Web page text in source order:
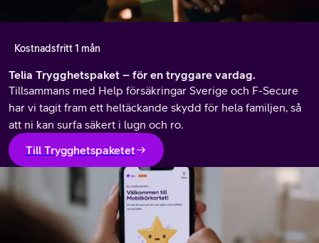
Kostnadsfritt 1 mån
Telia Trygghetspaket – för en tryggare vardag.
Tillsammans med Help försäkringar Sverige och F-Secure
har vi tagit fram ett heltäckande skydd för hela familjen, så
att ni kan surfa säkert i lugn och ro.
Till Trygghetspaketet